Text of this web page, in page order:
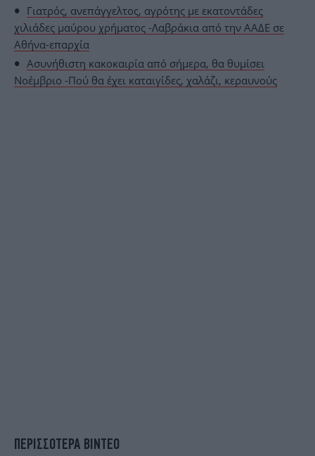
Γιατρός, ανεπάγγελτος, αγρότης με εκατοντάδες
χιλιάδες μαύρου χρήματος -Λαβράκια από την ΑΑΔΕ σε
Αθήνα-επαρχία
Ασυνήθιστη κακοκαιρία από σήμερα, θα θυμίσει
Νοέμβριο -Πού θα έχει καταιγίδες, χαλάζι, κεραυνούς
ΠΕΡΙΣΣΟΤΕΡΑ ΒΙΝΤΕΟ